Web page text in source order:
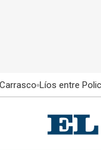
Líos entre